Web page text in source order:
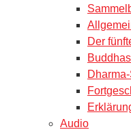
Der
Audio